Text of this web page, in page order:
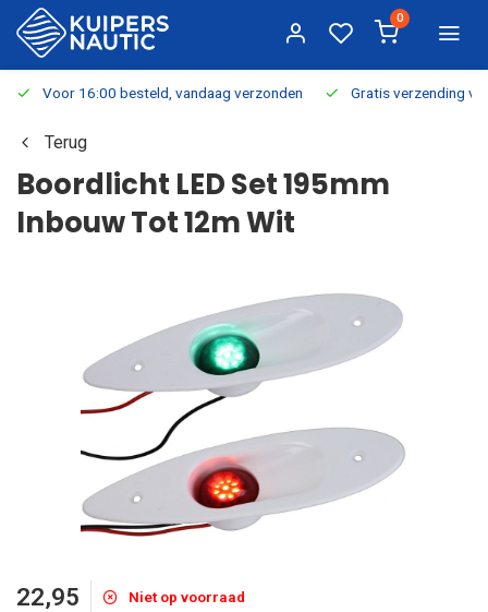
0
Voor 16:00 besteld, vandaag verzonden Gratis verzending
Terug
Boordlicht LED Set 195mm
Inbouw Tot 12m Wit
22,95 Niet op voorraad